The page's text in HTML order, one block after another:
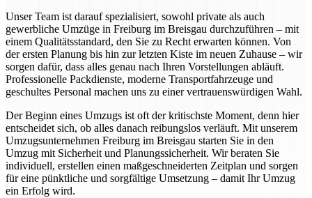
Unser Team ist darauf spezialisiert, sowohl private als auch
gewerbliche Umzüge in Freiburg im Breisgau durchzuführen – mit
einem Qualitätsstandard, den Sie zu Recht erwarten können. Von
der ersten Planung bis hin zur letzten Kiste im neuen Zuhause – wir
sorgen dafür, dass alles genau nach Ihren Vorstellungen abläuft.
Professionelle Packdienste, moderne Transportfahrzeuge und
geschultes Personal machen uns zu einer vertrauenswürdigen Wahl.
Der Beginn eines Umzugs ist oft der kritischste Moment, denn hier
entscheidet sich, ob alles danach reibungslos verläuft. Mit unserem
Umzugsunternehmen Freiburg im Breisgau starten Sie in den
Umzug mit Sicherheit und Planungssicherheit. Wir beraten Sie
individuell, erstellen einen maßgeschneiderten Zeitplan und sorgen
für eine pünktliche und sorgfältige Umsetzung – damit Ihr Umzug
ein Erfolg wird.